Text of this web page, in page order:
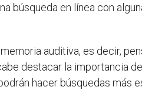
en línea con
auditiva, es decir,
destacar la importancia
hacer búsquedas más